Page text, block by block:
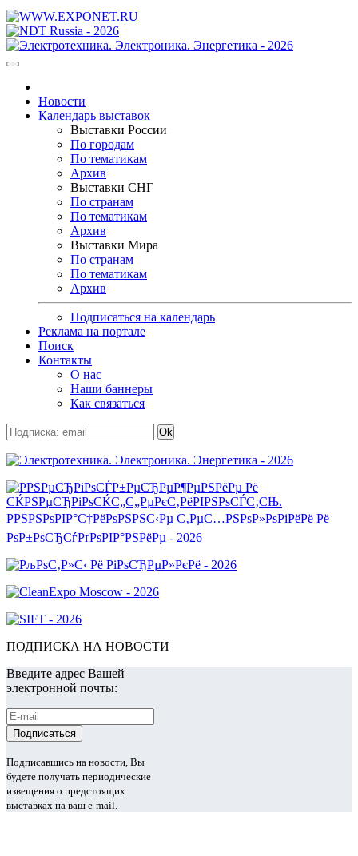
Новости
Календарь выставок
Выставки России
По городам
По тематикам
Архив
Выставки СНГ
По странам
По тематикам
Архив
Выставки Мира
По странам
По тематикам
Архив
Подписаться на календарь
Реклама на портале
Поиск
Контакты
О нас
Наши баннеры
Как связаться
ПОДПИСКА НА НОВОСТИ
Введите адрес Вашей
электронной почты:
Подписавшись на новости, Вы
будете получать периодические
извещения о предстоящих
выставках на ваш e-mail.